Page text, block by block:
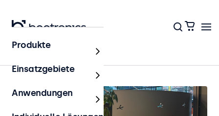
Kassensysteme (POS)
Produkte
Einsatzgebiete
Anwendungen